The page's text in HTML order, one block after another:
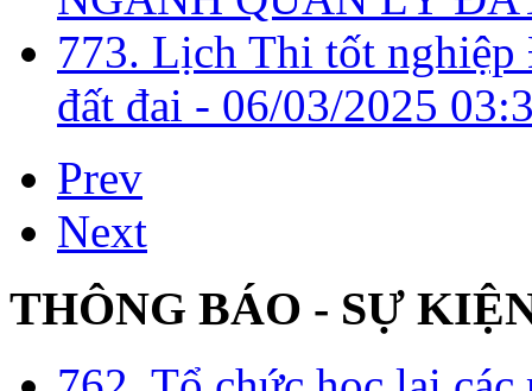
773. Lịch Thi tốt
đất đai - 06/03/2025
Prev
Next
THÔNG BÁO - SỰ